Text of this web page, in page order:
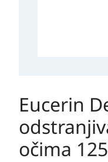
Eucerin
očima